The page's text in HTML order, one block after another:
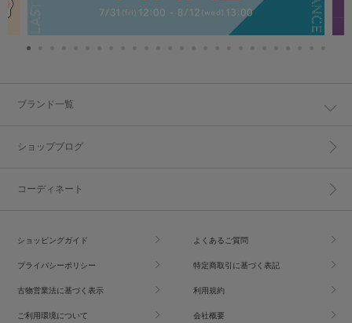
ブランド一覧
ショップブログ
コーディネート
ショッピングガイド よくあるご質問
プライバシーポリシー 特定商取引に基づく表記
古物営業法に基づく表示 利用規約
ご利用環境について 会社概要